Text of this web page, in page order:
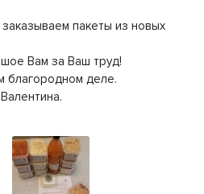
пакеты из новых
Вам за Ваш труд!
благородном деле.